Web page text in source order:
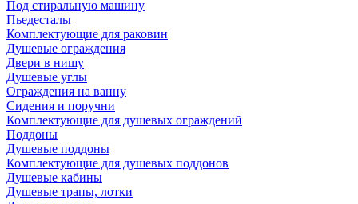
Под стиральную машину
Пьедесталы
Комплектующие для раковин
Душевые ограждения
Двери в нишу
Душевые углы
Ограждения на ванну
Сидения и поручни
Комплектующие для душевых ограждений
Поддоны
Душевые поддоны
Комплектующие для душевых поддонов
Душевые кабины
Душевые трапы, лотки